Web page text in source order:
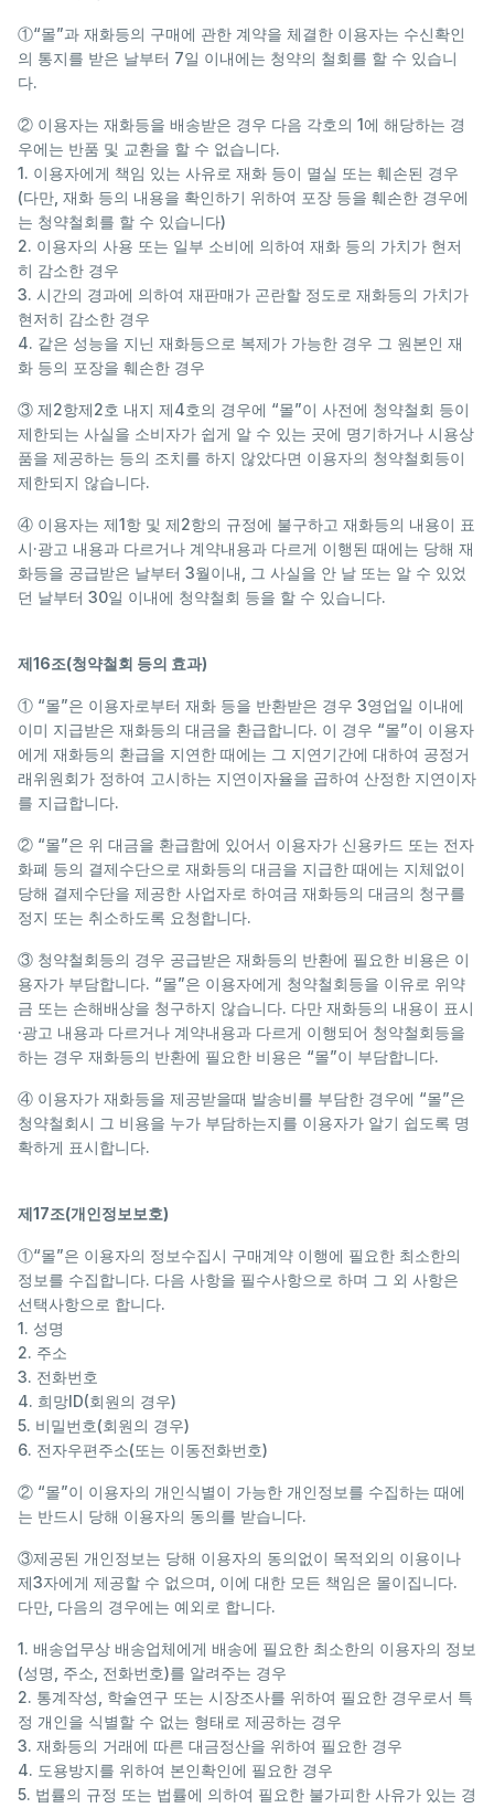
①“몰”과 재화등의 구매에 관한 계약을 체결한 이용자는 수신확인
의 통지를 받은 날부터 7일 이내에는 청약의 철회를 할 수 있습니
다.
② 이용자는 재화등을 배송받은 경우 다음 각호의 1에 해당하는 경
우에는 반품 및 교환을 할 수 없습니다.
1. 이용자에게 책임 있는 사유로 재화 등이 멸실 또는 훼손된 경우
(다만, 재화 등의 내용을 확인하기 위하여 포장 등을 훼손한 경우에
는 청약철회를 할 수 있습니다)
2. 이용자의 사용 또는 일부 소비에 의하여 재화 등의 가치가 현저
히 감소한 경우
3. 시간의 경과에 의하여 재판매가 곤란할 정도로 재화등의 가치가
현저히 감소한 경우
4. 같은 성능을 지닌 재화등으로 복제가 가능한 경우 그 원본인 재
화 등의 포장을 훼손한 경우
③ 제2항제2호 내지 제4호의 경우에 “몰”이 사전에 청약철회 등이
제한되는 사실을 소비자가 쉽게 알 수 있는 곳에 명기하거나 시용상
품을 제공하는 등의 조치를 하지 않았다면 이용자의 청약철회등이
제한되지 않습니다.
④ 이용자는 제1항 및 제2항의 규정에 불구하고 재화등의 내용이 표
시·광고 내용과 다르거나 계약내용과 다르게 이행된 때에는 당해 재
화등을 공급받은 날부터 3월이내, 그 사실을 안 날 또는 알 수 있었
던 날부터 30일 이내에 청약철회 등을 할 수 있습니다.
제16조(청약철회 등의 효과)
① “몰”은 이용자로부터 재화 등을 반환받은 경우 3영업일 이내에
이미 지급받은 재화등의 대금을 환급합니다. 이 경우 “몰”이 이용자
에게 재화등의 환급을 지연한 때에는 그 지연기간에 대하여 공정거
래위원회가 정하여 고시하는 지연이자율을 곱하여 산정한 지연이자
를 지급합니다.
② “몰”은 위 대금을 환급함에 있어서 이용자가 신용카드 또는 전자
화폐 등의 결제수단으로 재화등의 대금을 지급한 때에는 지체없이
당해 결제수단을 제공한 사업자로 하여금 재화등의 대금의 청구를
정지 또는 취소하도록 요청합니다.
③ 청약철회등의 경우 공급받은 재화등의 반환에 필요한 비용은 이
용자가 부담합니다. “몰”은 이용자에게 청약철회등을 이유로 위약
금 또는 손해배상을 청구하지 않습니다. 다만 재화등의 내용이 표시
·광고 내용과 다르거나 계약내용과 다르게 이행되어 청약철회등을
하는 경우 재화등의 반환에 필요한 비용은 “몰”이 부담합니다.
④ 이용자가 재화등을 제공받을때 발송비를 부담한 경우에 “몰”은
청약철회시 그 비용을 누가 부담하는지를 이용자가 알기 쉽도록 명
확하게 표시합니다.
제17조(개인정보보호)
①“몰”은 이용자의 정보수집시 구매계약 이행에 필요한 최소한의
정보를 수집합니다. 다음 사항을 필수사항으로 하며 그 외 사항은
선택사항으로 합니다.
1. 성명
2. 주소
3. 전화번호
4. 희망ID(회원의 경우)
5. 비밀번호(회원의 경우)
6. 전자우편주소(또는 이동전화번호)
② “몰”이 이용자의 개인식별이 가능한 개인정보를 수집하는 때에
는 반드시 당해 이용자의 동의를 받습니다.
③제공된 개인정보는 당해 이용자의 동의없이 목적외의 이용이나
제3자에게 제공할 수 없으며, 이에 대한 모든 책임은 몰이집니다.
다만, 다음의 경우에는 예외로 합니다.
1. 배송업무상 배송업체에게 배송에 필요한 최소한의 이용자의 정보
(성명, 주소, 전화번호)를 알려주는 경우
2. 통계작성, 학술연구 또는 시장조사를 위하여 필요한 경우로서 특
정 개인을 식별할 수 없는 형태로 제공하는 경우
3. 재화등의 거래에 따른 대금정산을 위하여 필요한 경우
4. 도용방지를 위하여 본인확인에 필요한 경우
5. 법률의 규정 또는 법률에 의하여 필요한 불가피한 사유가 있는 경